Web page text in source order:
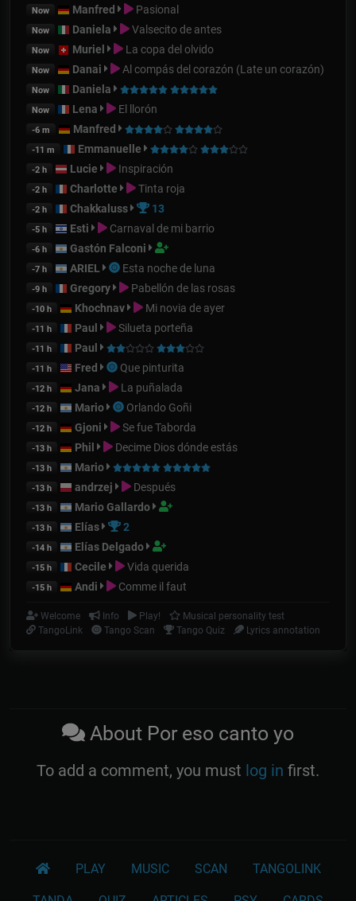
Now Manfred Pasional
Now Daniela Valsecito de antes
Now Muriel La copa del olvido
Now Danai Al compás del corazón (Late un corazón)
Now Daniela
Now Lena El llorón
-6 m Manfred
-11 m Emmanuelle
-2 h Lucie Inspiración
-2 h Charlotte Tinta roja
-2 h Chakkaluss 13
-5 h Esti Carnaval de mi barrio
-6 h Gastón Falconi
-7 h ARIEL Esta noche de luna
-9 h Gregory Pabellón de las rosas
-10 h Khochnav Mi novia de ayer
-11 h Paul Silueta porteña
-11 h Paul
-11 h Fred Que pinturita
-12 h Jana La puñalada
-12 h Mario Orlando Goñi
-12 h Gjoni Se fue Taborda
-13 h Phil Decime Dios dónde estás
-13 h Mario
-13 h andrzej Después
-13 h Mario Gallardo
-13 h Elías 2
-14 h Elías Delgado
-15 h Cecile Vida querida
-15 h Andi Comme il faut
Welcome Info Play!
Musical personality test
TangoLink
Tango Scan Tango Quiz Lyrics annotation
About Por eso canto yo
To add a comment, you must log in first.
PLAY MUSIC SCAN TANGOLINK